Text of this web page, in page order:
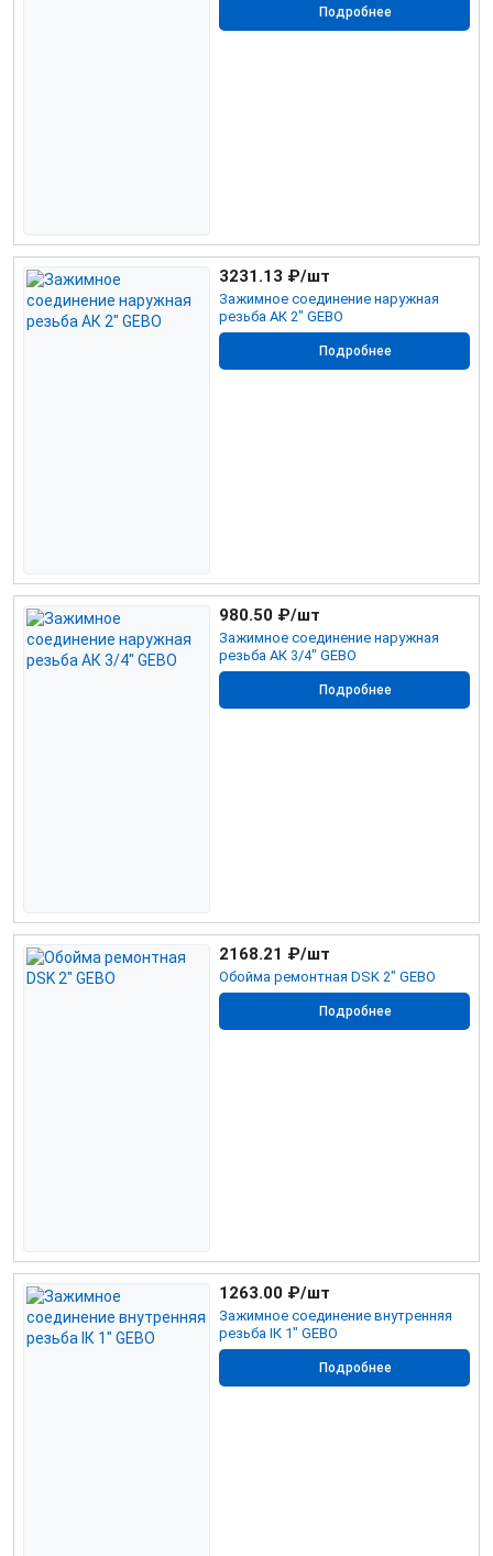
Подробнее
Зажимное соединение наружная
резьба АК 2" GEBO
3231.13 ₽/шт
Подробнее
Зажимное соединение наружная
резьба АК 3/4" GEBO
980.50 ₽/шт
Подробнее
Обойма ремонтная DSK 2" GEBO
2168.21 ₽/шт
Подробнее
Зажимное соединение внутренняя
резьба IК 1" GEBO
1263.00 ₽/шт
Подробнее